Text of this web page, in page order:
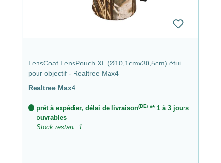
LensCoat LensPouch XL (Ø10,1cmx30,5cm) étui
pour objectif - Realtree Max4
Realtree Max4
prêt à expédier, délai de livraison(DE)** 1 à 3 jours
ouvrables
Stock restant: 1